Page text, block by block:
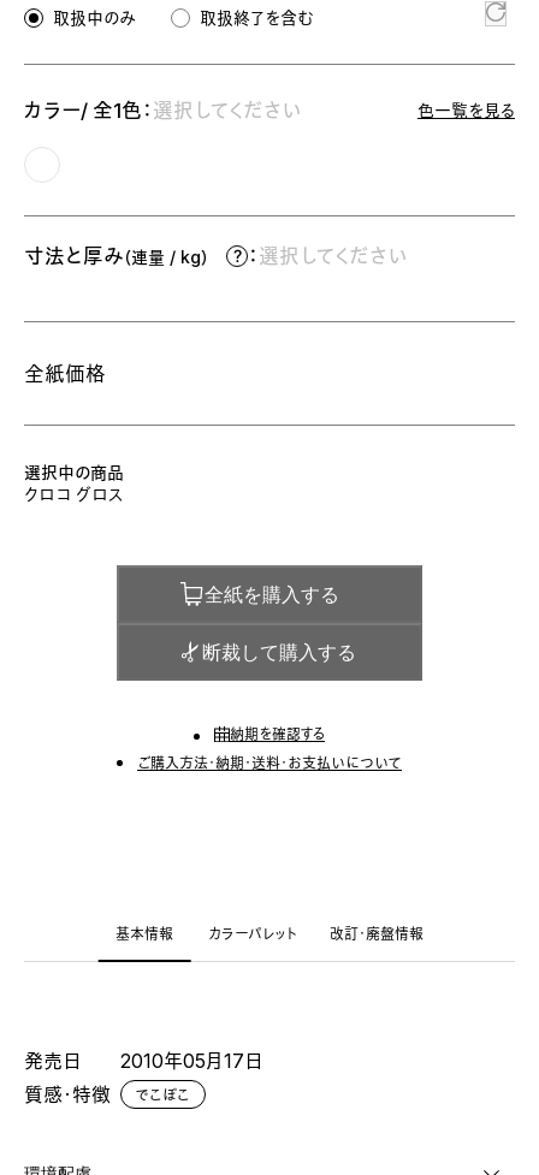
取扱中のみ 取扱終了を含む
カラー/ 全1色： 選択してください 色一覧を見る
寸法と厚み（連量 / kg） ： 選択してください
全紙価格
選択中の商品
クロコ グロス
全紙を購入する
断裁して購入する
納期を確認する
ご購入方法・納期・送料・お支払いについて
基本情報 カラーパレット 改訂・廃盤情報
発売日
2010年05月17日
質感・特徴
でこぼこ